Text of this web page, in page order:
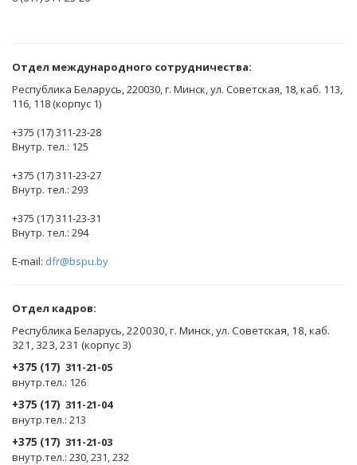
Отдел международного сотрудничества:
Республика Беларусь, 220030, г. Минск, ул. Советская, 18, каб. 113,
116, 118 (корпус 1)
+375 (17) 311-23-28
Внутр. тел.: 125
+375 (17) 311-23-27
Внутр. тел.: 293
+375 (17) 311-23-31
Внутр. тел.: 294
E-mail: dfr@bspu.by
Отдел кадров:
Республика Беларусь, 220030, г. Минск, ул. Советская, 18, каб.
321, 323, 231 (корпус 3)
+375 (17) 311-21-05
внутр.тел.: 126
+375 (17) 311-21-04
внутр.тел.: 213
+375 (17) 311-21-03
внутр.тел.: 230, 231, 232